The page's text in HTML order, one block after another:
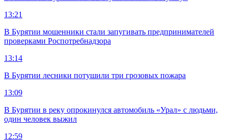
13:21
В Бурятии мошенники стали запугивать предпринимателей
проверками Роспотребнадзора
13:14
В Бурятии лесники потушили три грозовых пожара
13:09
В Бурятии в реку опрокинулся автомобиль «Урал» с людьми,
один человек выжил
12:59